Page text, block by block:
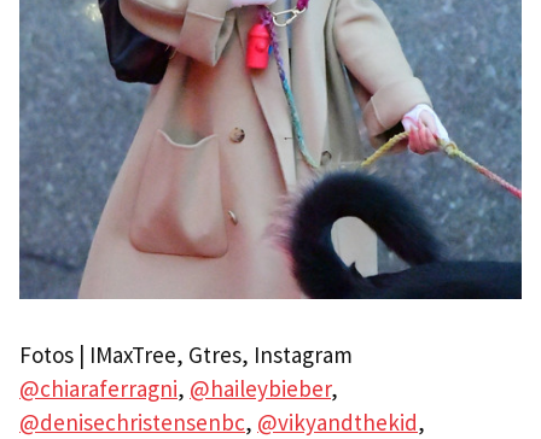
Fotos | IMaxTree, Gtres, Instagram
@chiaraferragni, @haileybieber,
@denisechristensenbc, @vikyandthekid,